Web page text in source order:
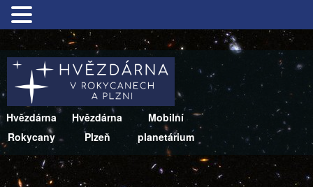
Hvězdárna
Rokycany
Hvězdárna
Plzeň
Mobilní
planetárium